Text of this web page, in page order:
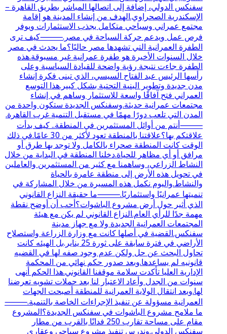
سفنكس الدولي، إضافة إلى اتصالها المباشر بطريق القاهرة –
الإسكندرية الصحراوي.الهدف من إنشاء المدينة هو إقامة
مجتمع عمراني وسياحي متكامل يجذب الاستثمارات ويوفر
فرص عمل ويدعم حركة السياحة في مصر.⸻كيف ترى
الطفرة العمرانية التي تشهدها مصر حاليًا؟ما يحدث في مصر
خلال السنوات الأخيرة هو طفرة عمرانية غير مسبوقة.هذه
الطفرة جاءت نتيجة رؤية واضحة للقيادة السياسية وعلى
رأسها الرئيس عبد الفتاح السيسي، الذي تبنى فكرة إنشاء
مدن جديدة وتطوير البنية التحتية بشكل كبير.هذا التوسع
العمراني فتح آفاقًا واسعة للاستثمار وساهم في إنشاء
مجتمعات عمرانية حديثة.وسفنكس الجديدة ستكون واحدة من
المدن التي تلعب دورًا مهمًا في مستقبل التنمية غرب القاهرة.
⸻أنتم من أوائل المستثمرين في المنطقة.. كيف بدأت
علاقتكم بها؟علاقتنا بالمنطقة تعود لأكثر من 30 عامًا.في ذلك
الوقت كانت المنطقة صحراء بالكامل ولا توجد بها طرق أو
مرافق أو أي مظاهر للحياة.دخلنا المنطقة في البداية من خلال
النشاط الزراعي، وساهمنا مع كثير من المستثمرين والعاملين
في تحويل هذه الأرض إلى منطقة عامرة بالحياة
والنشاط.واليوم نكمل هذه المسيرة من خلال المشاركة في
تنميتها عمرانيًا واستثماريًا.⸻ما حقيقة النزاع القانوني
الذي أثير حول أرض مشروع الباشوات؟أحب أن أوضح نقطة
مهمة جدًا للرأي العام.النزاع القانوني لم يكن مع هيئة
المجتمعات العمرانية الجديدة ولا مع جهاز مدينة
سفنكس.القضية في أصلها كانت مع وزارة الزراعة واستصلاح
الأراضي في فترة سابقة على ثورة 25 يناير.بل الهيئه كانت
تحاول البحث عن حل ولكن عدم وجود صفه لها في القضيه
قانونيه لم يساعدها.وبعد صدور حكم نهائي من المحكمة
الإدارية العليا تأكدت سلامة موقفنا القانوني.هذا الحكم أنهى
سنوات من الجدل وأعاد الاعتبار لنا بعد حملات تشويه تعرضنا
لها.وبعد انتقال الولاية العمرانية للمنطقة أصبحت الجهات
العمرانية مسؤولة عن تنفيذ الإجراءات الخاصة بالتنمية.⸻
ما ملامح مشروع الباشوات في سفنكس الجديدة؟المشروع
مقام على مساحة تقارب 250 فدانًا بالقرب من مطار
سفنكس الدولي.وندرس تنفيذ مشروع سياحي وعقاري